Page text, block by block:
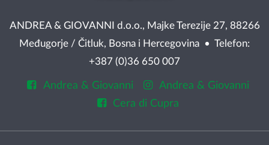
ANDREA & GIOVANNI d.o.o., Majke Terezije 27, 88266
Međugorje / Čitluk, Bosna i Hercegovina • Telefon:
+387 (0)36 650 007
Andrea & Giovanni
Andrea & Giovanni
Cera di Cupra